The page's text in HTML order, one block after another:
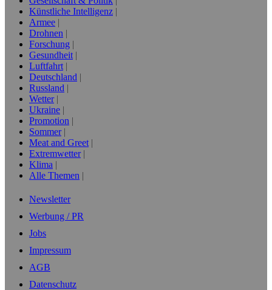
Künstliche Intelligenz
Armee
Drohnen
Forschung
Gesundheit
Luftfahrt
Deutschland
Russland
Wetter
Ukraine
Promotion
Sommer
Meat and Greet
Extremwetter
Klima
Alle Themen
Newsletter
Werbung / PR
Jobs
Impressum
AGB
Datenschutz